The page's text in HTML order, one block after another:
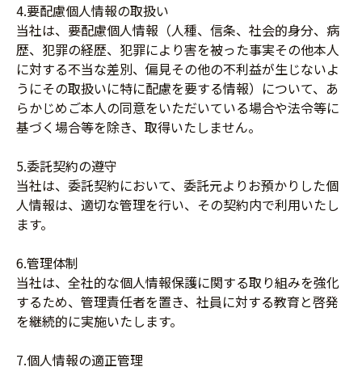
4.要配慮個人情報の取扱い
当社は、要配慮個人情報（人種、信条、社会的身分、病
歴、犯罪の経歴、犯罪により害を被った事実その他本人
に対する不当な差別、偏見その他の不利益が生じないよ
うにその取扱いに特に配慮を要する情報）について、あ
らかじめご本人の同意をいただいている場合や法令等に
基づく場合等を除き、取得いたしません。
5.委託契約の遵守
当社は、委託契約において、委託元よりお預かりした個
人情報は、適切な管理を行い、その契約内で利用いたし
ます。
6.管理体制
当社は、全社的な個人情報保護に関する取り組みを強化
するため、管理責任者を置き、社員に対する教育と啓発
を継続的に実施いたします。
7.個人情報の適正管理